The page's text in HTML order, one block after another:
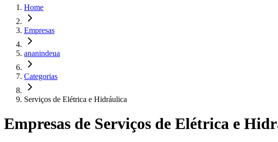
Home
Empresas
ananindeua
Categorias
Serviços de Elétrica e Hidráulica
Empresas de Serviços de Elétrica e